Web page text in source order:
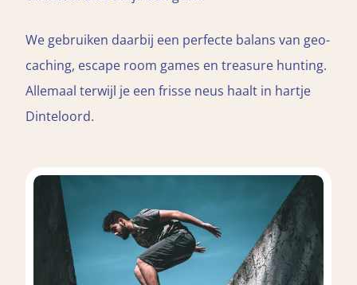
We gebruiken daarbij een perfecte balans van geo-
caching, escape room games en treasure hunting.
Allemaal terwijl je een frisse neus haalt in hartje
Dinteloord.